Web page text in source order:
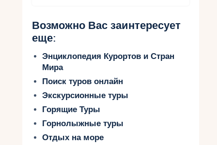
Возможно Вас заинтересует
еще:
Энциклопедия Курортов и Стран
Мира
Поиск туров онлайн
Экскурсионные туры
Горящие Туры
Горнолыжные туры
Отдых на море